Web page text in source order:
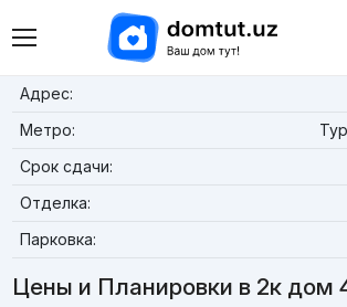
Адрес:
Метро:
Срок сдачи:
Отделка:
Парковка:
Цены и Планировки в 2к дом